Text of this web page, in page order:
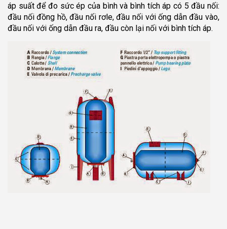
áp suất để đo sức ép của bình và bình tích áp có 5 đầu nối:
đầu nối đồng hồ, đầu nối rơle, đầu nối với ống dẫn đầu vào,
đầu nối với ống dẫn đầu ra, đầu còn lại nối với bình tích áp.